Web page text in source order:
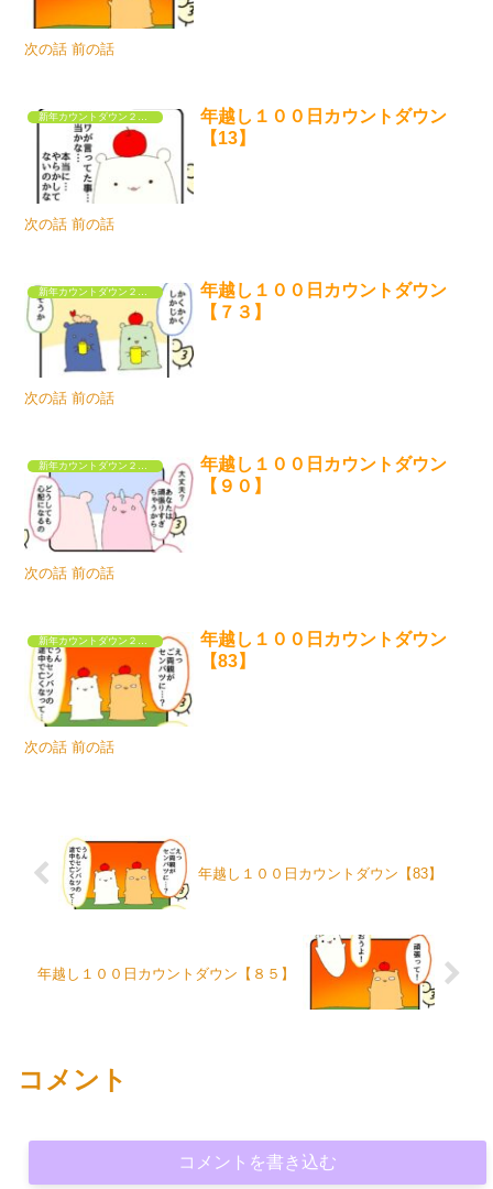
次の話 前の話
新年カウントダウン２０２５
年越し１００日カウントダウン
【13】
次の話 前の話
年越し１００日カウントダウン
【７３】
次の話 前の話
新年カウントダウン２０２５
年越し１００日カウントダウン
【９０】
次の話 前の話
年越し１００日カウントダウン
【83】
次の話 前の話
年越し１００日カウントダウン【83】
年越し１００日カウントダウン【８５】
コメント
コメントを書き込む